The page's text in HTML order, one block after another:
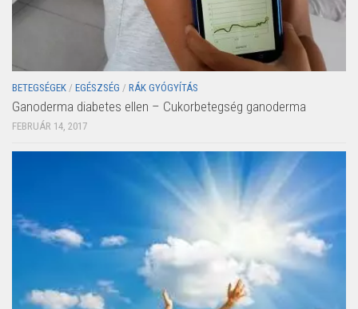
BETEGSÉGEK / EGÉSZSÉG / RÁK GYÓGYÍTÁS
Ganoderma diabetes ellen – Cukorbetegség ganoderma
FEBRUÁR 14, 2017